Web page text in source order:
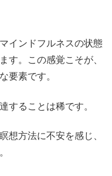
インドフルネスの状態
す。この感覚こそが、
要素です。
することは稀です。
想方法に不安を感じ、